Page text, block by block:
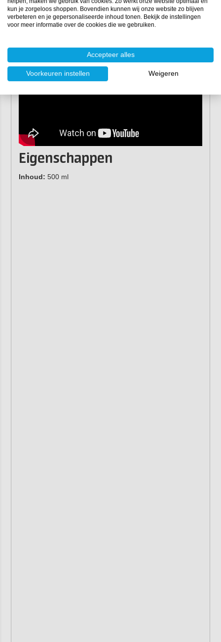
Pro-tip:breng G3 Pro Wax Paste aan na het
gebruik van G3 Pro Surface Sealant, voor ultieme
glans en maximale bescherming van het
oppervlak.
Eigenschappen
Inhoud: 500 ml
kun je zorgeloos shoppen. Bovendien kunnen wij onze website zo blijven
verbeteren en je gepersonaliseerde inhoud tonen. Bekijk de instellingen
voor meer informatie over de cookies die we gebruiken.
Accepteer alles
Voorkeuren instellen Weigeren